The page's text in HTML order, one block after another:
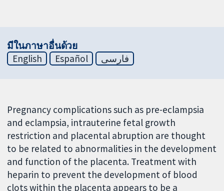
มีในภาษาอื่นด้วย
English
Español فارسی
Pregnancy complications such as pre-eclampsia
and eclampsia, intrauterine fetal growth
restriction and placental abruption are thought
to be related to abnormalities in the development
and function of the placenta. Treatment with
heparin to prevent the development of blood
clots within the placenta appears to be a